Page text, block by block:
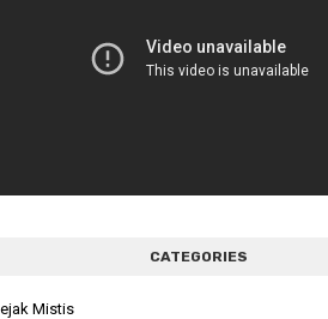
CATEGORIES
Mistis